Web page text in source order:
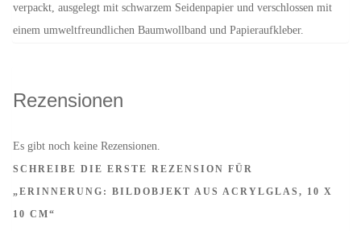
verpackt, ausgelegt mit schwarzem Seidenpapier und verschlossen mit
einem umweltfreundlichen Baumwollband und Papieraufkleber.
Rezensionen
Es gibt noch keine Rezensionen.
SCHREIBE DIE ERSTE REZENSION FÜR
„ERINNERUNG: BILDOBJEKT AUS ACRYLGLAS, 10 X
10 CM“